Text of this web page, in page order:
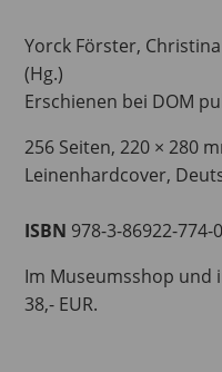
Yorck Förster,
(Hg.)
Erschienen bei DOM
256 Seiten, 220 × 280
Leinenhardcover,
ISBN 978-3-86922-774-0
Im Museumsshop und
38,- EUR.